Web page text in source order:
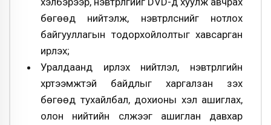
бөгөөд нийтэлж, нэвтрүүлснийг нотлох
байгууллагын тодорхойлолтыг хавсарган
ирүүлэх;
Уралдаанд ирүүлэх нийтлэл, нэвтрүүлгийн
хүртээмжтэй байдлыг харгалзан үзэх
бөгөөд тухайлбал, дохионы хэл ашиглах,
олон нийтийн сүлжээг ашиглан давхар